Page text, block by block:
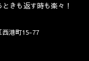
きも返す時も楽々！
西港町15-77